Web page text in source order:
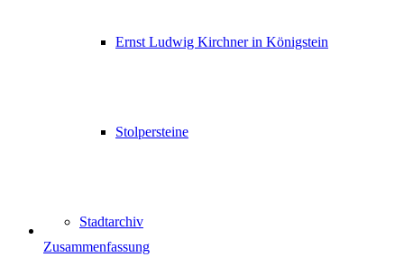
Ernst Ludwig Kirchner in Königstein
Stolpersteine
Stadtarchiv
Zusammenfassung